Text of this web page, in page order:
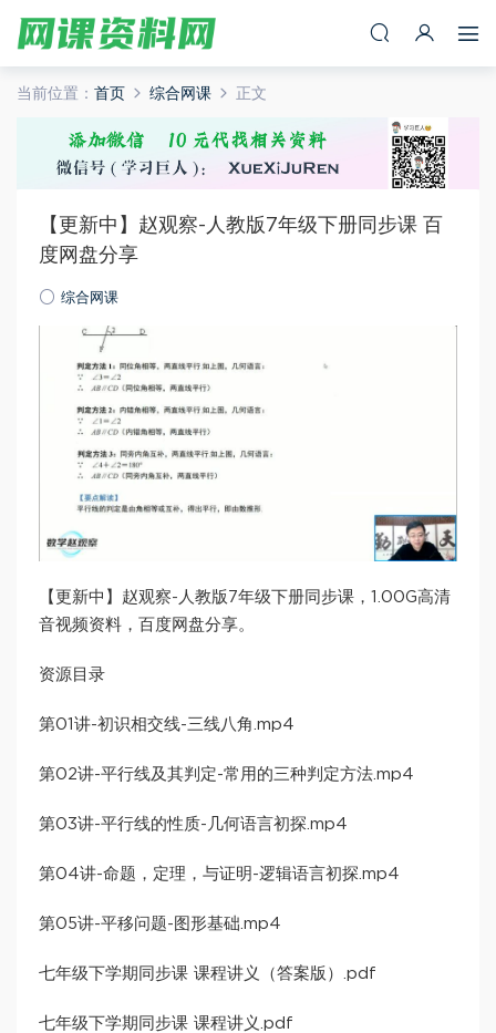
当前位置： 首页 综合网课 正文
【更新中】赵观察-人教版7年级下册同步课 百
度网盘分享
综合网课
【更新中】赵观察-人教版7年级下册同步课，1.00G高清
音视频资料，百度网盘分享。
资源目录
第01讲-初识相交线-三线八角.mp4
第02讲-平行线及其判定-常用的三种判定方法.mp4
第03讲-平行线的性质-几何语言初探.mp4
第04讲-命题，定理，与证明-逻辑语言初探.mp4
第05讲-平移问题-图形基础.mp4
七年级下学期同步课 课程讲义（答案版）.pdf
七年级下学期同步课 课程讲义.pdf